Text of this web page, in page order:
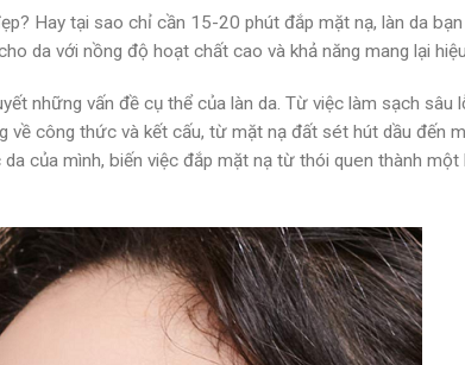
Hay tại sao chỉ cần 15-20 phút đắp mặt nạ, làn da
da với nồng độ hoạt chất cao và khả năng mang lại
những vấn đề cụ thể của làn da. Từ việc làm sạch sâu
công thức và kết cấu, từ mặt nạ đất sét hút dầu đến
của mình, biến việc đắp mặt nạ từ thói quen thành